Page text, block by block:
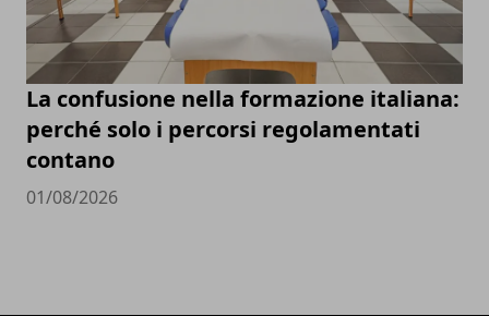
La confusione nella formazione italiana:
perché solo i percorsi regolamentati
contano
01/08/2026